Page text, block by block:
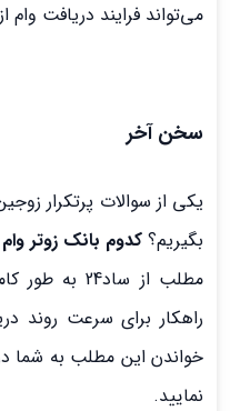
می‌تواند فرایند دریافت وام
سخن آخر
یکی از سوالات پرتکرار
بگیریم؟ کدوم بانک زوتر
راهکار برای سرعت روند
خواندن این مطلب به شما
نمایید.